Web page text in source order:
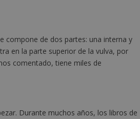
compone de dos partes: una interna y
en la parte superior de la vulva, por
comentado, tiene miles de
Durante muchos años, los libros de